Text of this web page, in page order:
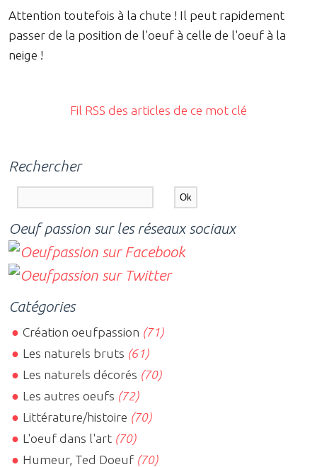
Attention toutefois à la chute ! Il peut rapidement
passer de la position de l'oeuf à celle de l'oeuf à la
neige !
Fil RSS des articles de ce mot clé
Rechercher
Oeuf passion sur les réseaux sociaux
Catégories
Création oeufpassion (71)
Les naturels bruts (61)
Les naturels décorés (70)
Les autres oeufs (72)
Littérature/histoire (70)
L'oeuf dans l'art (70)
Humeur, Ted Doeuf (70)